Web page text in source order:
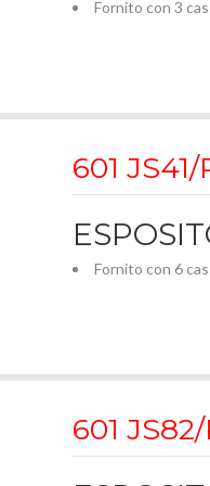
Fornito con 3
601
Fornito con 6
601